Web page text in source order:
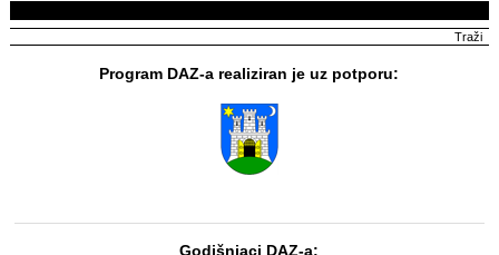
Program DAZ-a realiziran je uz potporu:
Godišnjaci DAZ-a: